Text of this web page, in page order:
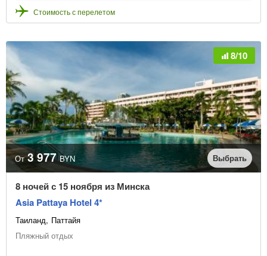
Стоимость с перелетом
8/10
От 3 977 BYN Выбрать
8 ночей с 15 ноября из Минска
Asia Pattaya Hotel 4*
Таиланд Паттайя
Пляжный отдых